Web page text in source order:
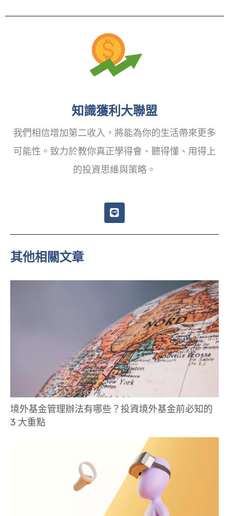
知識獲利大聯盟
我們相信增加第二收入，將能為你的生活帶來更多
可能性。致力於教你真正學得會、聽得懂、用得上
的投資思維與策略。
L
i
e
其他相關文章
境外基金管理辦法有哪些？投資境外基金前必知的
3 大重點